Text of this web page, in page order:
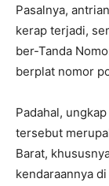
Pasalnya,
kerap terjadi,
ber-Tanda
berplat nomor
Padahal,
tersebut
Barat,
kendaraannya